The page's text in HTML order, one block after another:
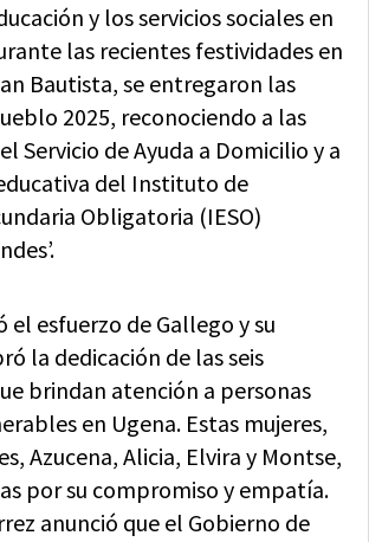
y los servicios sociales en
las recientes festividades en
Bautista, se entregaron las
2025, reconociendo a las
Servicio de Ayuda a Domicilio y a
del Instituto de
Obligatoria (IESO)
el esfuerzo de Gallego y su
la dedicación de las seis
brindan atención a personas
en Ugena. Estas mujeres,
Azucena, Alicia, Elvira y Montse,
por su compromiso y empatía.
anunció que el Gobierno de